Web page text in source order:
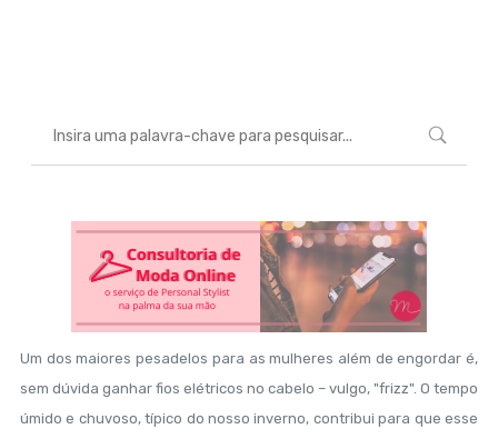
Um dos maiores pesadelos para as mulheres além de engordar é,
sem dúvida ganhar fios elétricos no cabelo – vulgo, "frizz". O tempo
úmido e chuvoso, típico do nosso inverno, contribui para que esse